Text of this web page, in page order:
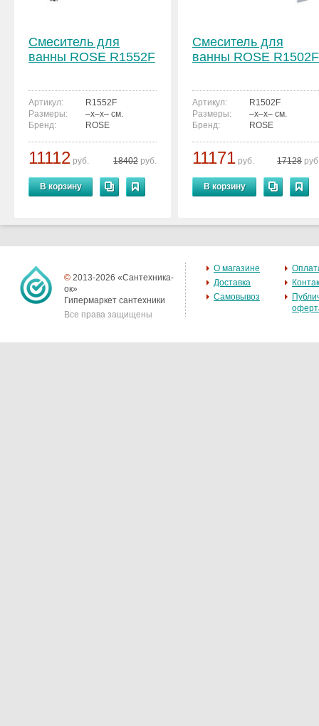
Смеситель для
ванны ROSE R1552F
Артикул:
R1552F
Размеры:
–x–x– см.
Бренд:
ROSE
11112 руб. 18402 руб.
В корзину
Смеситель для
ванны ROSE R1502F
Артикул:
R1502F
Размеры:
–x–x– см.
Бренд:
ROSE
11171 руб. 17128
В корзину
© 2013-2026 «Сантехника-
ок»
Гипермаркет сантехники
Все права защищены
О магазине
Доставка
Самовывоз